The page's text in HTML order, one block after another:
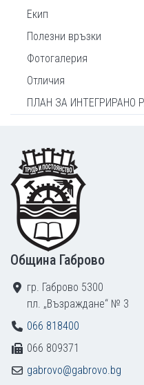
Екип
Полезни връзки
Фотогалерия
Отличия
ПЛАН ЗА ИНТЕГРИРАНО
Footer
Община Габрово
гр. Габрово 5300
пл. „Възраждане“ № 3
066 818400
066 809371
gabrovo@gabrovo.bg